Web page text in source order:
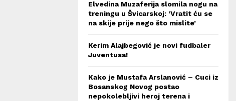
Elvedina Muzaferija slomila nogu na
treningu u Švicarskoj: ‘Vratit ću se
na skije prije nego što mislite’
Kerim Alajbegović je novi fudbaler
Juventusa!
Kako je Mustafa Arslanović – Cuci iz
Bosanskog Novog postao
nepokolebljivi heroj terena i